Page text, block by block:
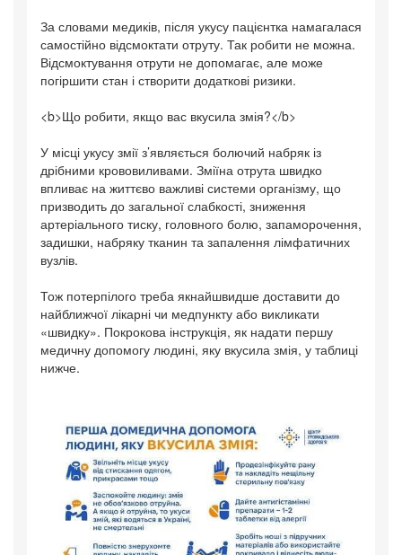
За словами медиків, після укусу пацієнтка намагалася
самостійно відсмоктати отруту. Так робити не можна.
Відсмоктування отрути не допомагає, але може
погіршити стан і створити додаткові ризики.
<b>Що робити, якщо вас вкусила змія?</b>
У місці укусу змії з’являється болючий набряк із
дрібними крововиливами. Зміїна отрута швидко
впливає на життєво важливі системи організму, що
призводить до загальної слабкості, зниження
артеріального тиску, головного болю, запаморочення,
задишки, набряку тканин та запалення лімфатичних
вузлів.
Тож потерпілого треба якнайшвидше доставити до
найближчої лікарні чи медпункту або викликати
«швидку». Покрокова інструкція, як надати першу
медичну допомогу людині, яку вкусила змія, у таблиці
нижче.